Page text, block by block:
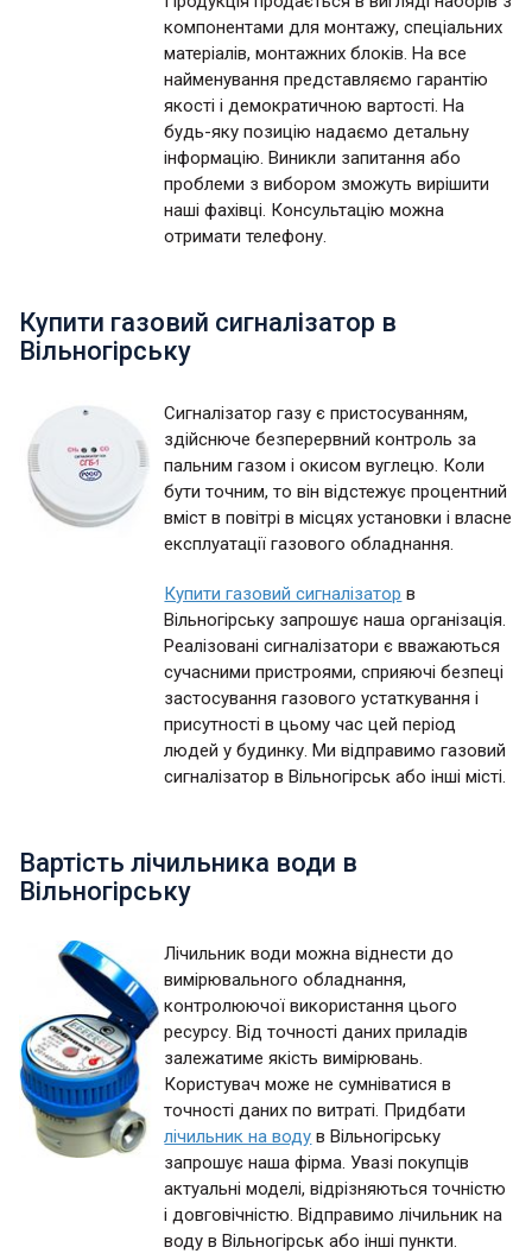
компонентами для монтажу, спеціальних
матеріалів, монтажних блоків. На все
найменування представляємо гарантію
якості і демократичною вартості. На
будь-яку позицію надаємо детальну
інформацію. Виникли запитання або
проблеми з вибором зможуть вирішити
наші фахівці. Консультацію можна
отримати телефону.
Купити газовий сигналізатор в
Вільногірську
Сигналізатор газу є пристосуванням,
здійснюче безперервний контроль за
пальним газом і окисом вуглецю. Коли
бути точним, то він відстежує процентний
вміст в повітрі в місцях установки і власне
експлуатації газового обладнання.
Купити газовий сигналізатор в
Вільногірську запрошує наша організація.
Реалізовані сигналізатори є вважаються
сучасними пристроями, сприяючі безпеці
застосування газового устаткування і
присутності в цьому час цей період
людей у будинку. Ми відправимо газовий
сигналізатор в Вільногірськ або інші місті.
Вартість лічильника води в
Вільногірську
Лічильник води можна віднести до
вимірювального обладнання,
контролюючої використання цього
ресурсу. Від точності даних приладів
залежатиме якість вимірювань.
Користувач може не сумніватися в
точності даних по витраті. Придбати
лічильник на воду в Вільногірську
запрошує наша фірма. Увазі покупців
актуальні моделі, відрізняються точністю
і довговічністю. Відправимо лічильник на
воду в Вільногірськ або інші пункти.